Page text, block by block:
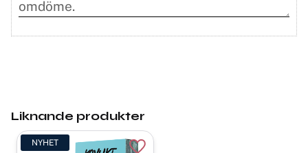
Liknande produkter
NYHET